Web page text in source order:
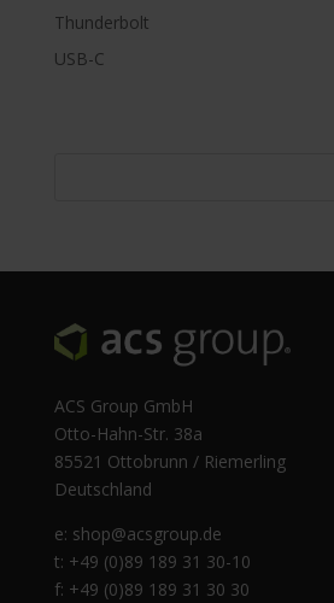
Thunderbolt
USB-C
ACS Group GmbH
Otto-Hahn-Str. 38a
85521 Ottobrunn / Riemerling
Deutschland
e: shop@acsgroup.de
t: +49 (0)89 189 31 30-10
f: +49 (0)89 189 31 30 30